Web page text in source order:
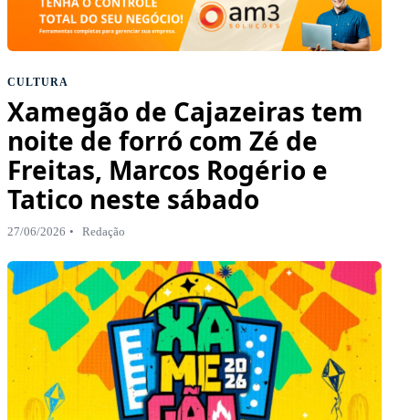
CULTURA
Xamegão de Cajazeiras tem
noite de forró com Zé de
Freitas, Marcos Rogério e
Tatico neste sábado
27/06/2026 Redação